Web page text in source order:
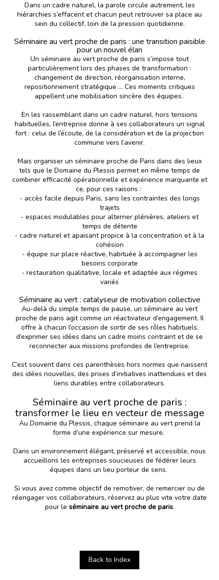
Dans un cadre naturel, la parole circule autrement, les
hiérarchies s’effacent et chacun peut retrouver sa place au
sein du collectif, loin de la pression quotidienne.
Séminaire au vert proche de paris : une transition paisible
pour un nouvel élan
Un séminaire au vert proche de paris s’impose tout
particulièrement lors des phases de transformation :
changement de direction, réorganisation interne,
repositionnement stratégique … Ces moments critiques
appellent une mobilisation sincère des équipes.
En les rassemblant dans un cadre naturel, hors tensions
habituelles, l’entreprise donne à ses collaborateurs un signal
fort : celui de l’écoute, de la considération et de la projection
commune vers l’avenir.
Mais organiser un séminaire proche de Paris dans des lieux
tels que le Domaine du Plessis permet en même temps de
combiner efficacité opérationnelle et expérience marquante et
ce, pour ces raisons :
- accès facile depuis Paris, sans les contraintes des longs
trajets
- espaces modulables pour alterner plénières, ateliers et
temps de détente
- cadre naturel et apaisant propice à la concentration et à la
cohésion
- équipe sur place réactive, habituée à accompagner les
besoins corporate
- restauration qualitative, locale et adaptée aux régimes
variés
Séminaire au vert : catalyseur de motivation collective
Au-delà du simple temps de pause, un séminaire au vert
proche de paris agit comme un réactivateur d’engagement. Il
offre à chacun l’occasion de sortir de ses rôles habituels,
d’exprimer ses idées dans un cadre moins contraint et de se
reconnecter aux missions profondes de l’entreprise.
C’est souvent dans ces parenthèses hors normes que naissent
des idées nouvelles, des prises d’initiatives inattendues et des
liens durables entre collaborateurs.
Séminaire au vert proche de paris :
transformer le lieu en vecteur de message
Au Domaine du Plessis, chaque séminaire au vert prend la
forme d’une expérience sur mesure.
Dans un environnement élégant, préservé et accessible, nous
accueillons les entreprises soucieuses de fédérer leurs
équipes dans un lieu porteur de sens.
Si vous avez comme objectif de remotiver, de remercier ou de
réengager vos collaborateurs, réservez au plus vite votre date
pour le séminaire au vert proche de paris.
Back to Index